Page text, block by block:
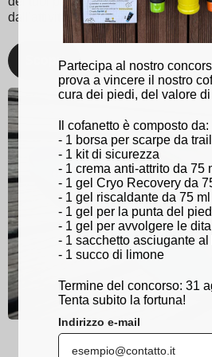
dall'attività!
ScopriPartecipa al nostro
prova a vincere il nostro
cura dei piedi, del valore di
Il cofanetto è composto da:
- 1 borsa per scarpe da
- 1 kit di sicurezza
- 1 crema anti-attrito da 75
- 1 gel Cryo Recovery da
- 1 gel riscaldante da 75 ml
- 1 gel per la punta del
- 1 gel per avvolgere le
- 1 sacchetto asciugante
- 1 succo di limone
Termine del concorso: 31
Tenta subito la fortuna!
Indirizzo e-mail